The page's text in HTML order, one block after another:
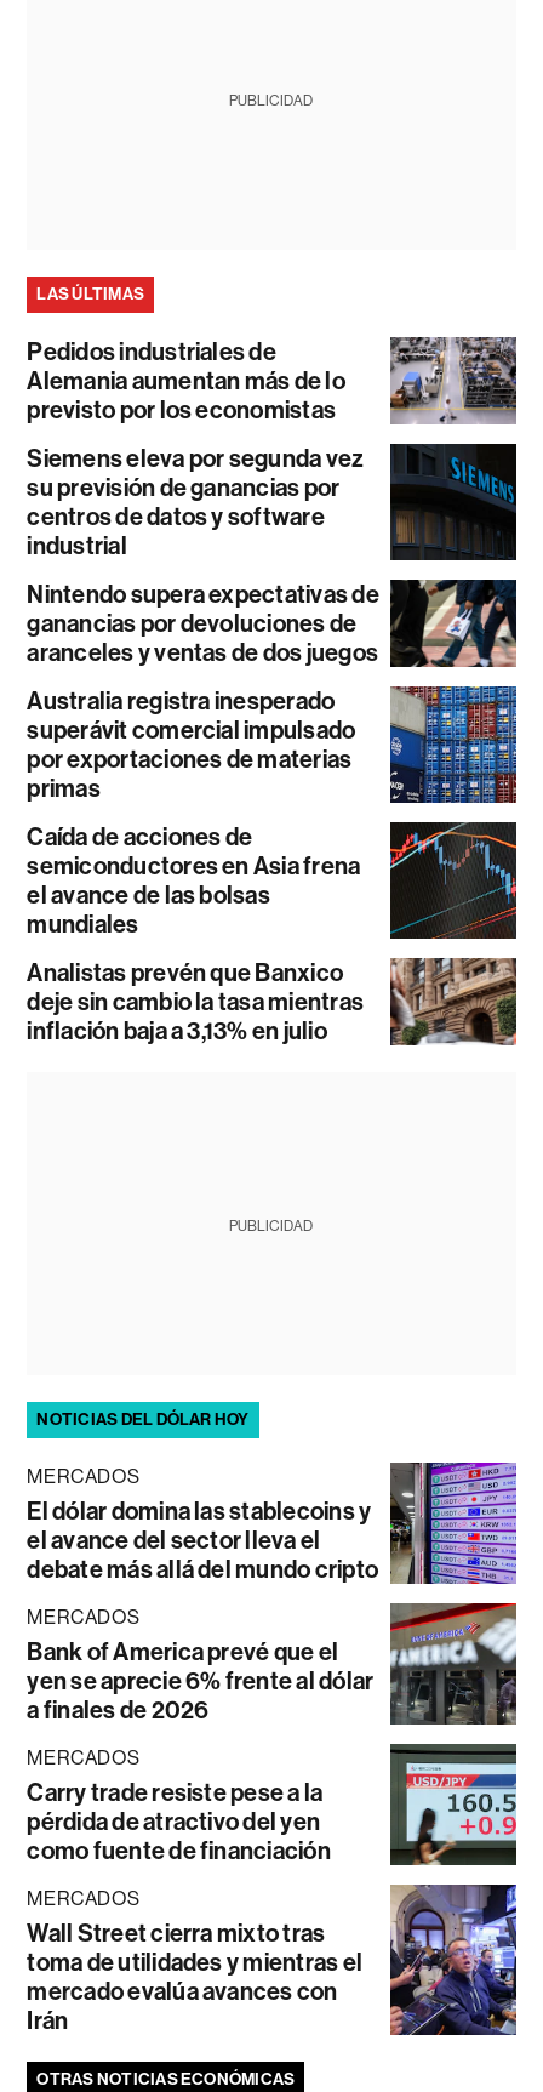
PUBLICIDAD
LAS ÚLTIMAS
Pedidos industriales de
Alemania aumentan más de lo
previsto por los economistas
Siemens eleva por segunda vez
su previsión de ganancias por
centros de datos y software
industrial
Nintendo supera expectativas de
ganancias por devoluciones de
aranceles y ventas de dos juegos
Australia registra inesperado
superávit comercial impulsado
por exportaciones de materias
primas
Caída de acciones de
semiconductores en Asia frena
el avance de las bolsas
mundiales
Analistas prevén que Banxico
deje sin cambio la tasa mientras
inflación baja a 3,13% en julio
PUBLICIDAD
NOTICIAS DEL DÓLAR HOY
MERCADOS
El dólar domina las stablecoins y
el avance del sector lleva el
debate más allá del mundo cripto
MERCADOS
Bank of America prevé que el
yen se aprecie 6% frente al dólar
a finales de 2026
MERCADOS
Carry trade resiste pese a la
pérdida de atractivo del yen
como fuente de financiación
MERCADOS
Wall Street cierra mixto tras
toma de utilidades y mientras el
mercado evalúa avances con
Irán
OTRAS NOTICIAS ECONÓMICAS